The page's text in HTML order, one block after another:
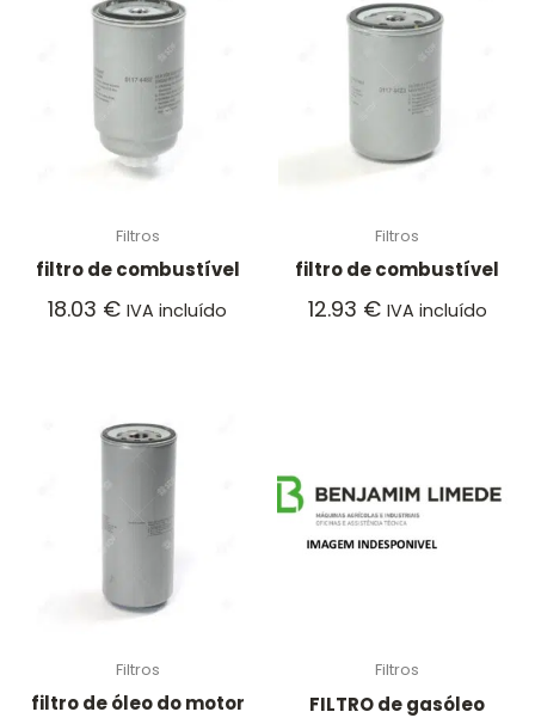
Filtros
filtro de combustível
18.03 € IVA incluído
Filtros
filtro de combustível
12.93 € IVA incluído
Filtros
filtro de óleo do motor
Filtros
FILTRO de gasóleo